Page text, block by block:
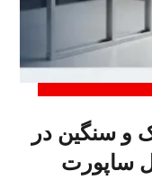
۴۱×۴۱ سبک و سنگین در
ساپورت